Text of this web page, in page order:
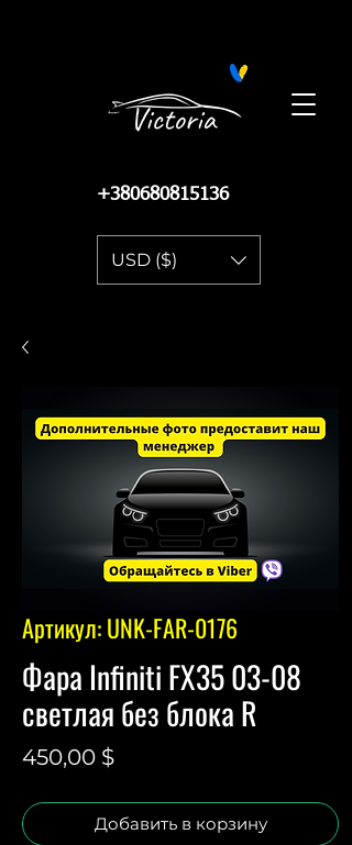
+380680815136
USD ($)
Артикул: UNK-FAR-0176
Фара Infiniti FX35 03-08
светлая без блока R
450,00 $Цена
Добавить в корзину